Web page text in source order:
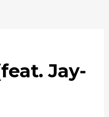
Jay-